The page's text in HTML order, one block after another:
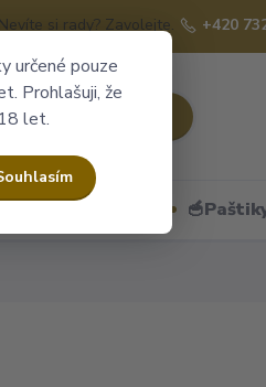
určené pouze
Prohlašuji, že
let.
Nevíte si rady? Zavolejte. +420